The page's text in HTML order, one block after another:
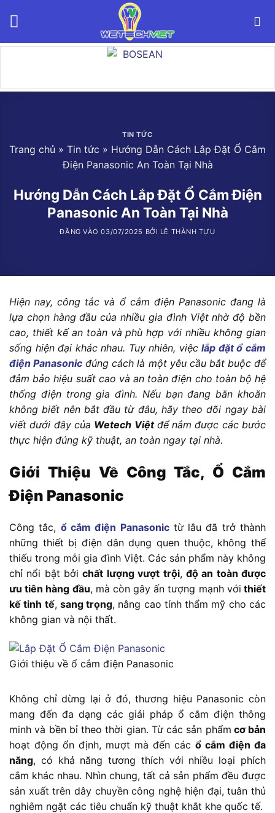
TIN TỨC
Trang chủ » Tin tức » Hướng Dẫn Cách Lắp Đặt Ổ Cắm
Điện Panasonic An Toàn Tại Nhà
Hướng Dẫn Cách Lắp Đặt Ổ Cắm Điện
Panasonic An Toàn Tại Nhà
ĐĂNG VÀO03/07/2025 BỞI LÊ THÀNH TỰU
Hiện nay, công tắc và ổ cắm điện Panasonic đang là
lựa chọn hàng đầu của nhiều gia đình Việt nhờ độ bền
cao, thiết kế an toàn và phù hợp với nhiều không gian
sống hiện đại khác nhau. Tuy nhiên, việclắp đặt ổ cắm
điện Panasonic đúng cách là một yêu cầu bắt buộc để
đảm bảo hiệu suất cao và an toàn điện cho toàn bộ hệ
thống điện trong gia đình. Nếu bạn đang băn khoăn
không biết nên bắt đầu từ đâu, hãy theo dõi ngay bài
viết dưới đây của Wetech Việtđể nắm được các bước
thực hiện đúng kỹ thuật, an toàn ngay tại nhà.
Giới Thiệu Về Công Tắc, Ổ Cắm
Điện Panasonic
Công tắc, ổ cắm điện Panasonictừ lâu đã trở thành
những thiết bị điện dân dụng quen thuộc, không thể
thiếu trong mỗi gia đình Việt. Các sản phẩm này không
chỉ nổi bật bởichất lượng vượt trội, độ an toàn được
ưu tiên hàng đầu, mà còn gây ấn tượng mạnh với thiết
kế tinh tế, sang trọng, nâng cao tính thẩm mỹ cho các
không gian và nội thất.
Giới thiệu về ổ cắm điện Panasonic
Không chỉ dừng lại ở đó, thương hiệu Panasonic còn
mang đến đa dạng các giải pháp ổ cắm điện thông
minh và bền bỉ theo thời gian. Từ các sản phẩm cơ bản
hoạt động ổn định, mượt mà đến các ổ cắm điện đa
năng, có khả năng tương thích với nhiều loại phích
cắm khác nhau. Nhìn chung, tất cả sản phẩm đều được
sản xuất trên dây chuyền công nghệ hiện đại, tuân thủ
nghiêm ngặt các tiêu chuẩn kỹ thuật khắt khe quốc tế.